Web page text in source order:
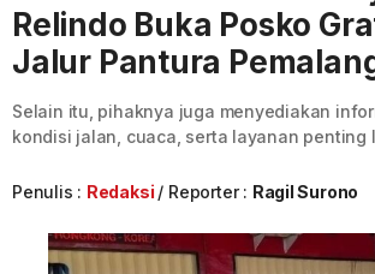
Relindo Buka Posko
Jalur Pantura
Selain itu, pihaknya juga menyediakan
kondisi jalan, cuaca, serta layanan penting
Penulis : Redaksi Reporter : Ragil Surono